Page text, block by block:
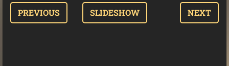
PREVIOUS SLIDESHOW NEXT